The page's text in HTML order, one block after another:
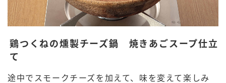
鶏つくねの燻製チーズ鍋 焼きあごスープ仕立
て
途中でスモークチーズを加えて、味を変えて楽しみ